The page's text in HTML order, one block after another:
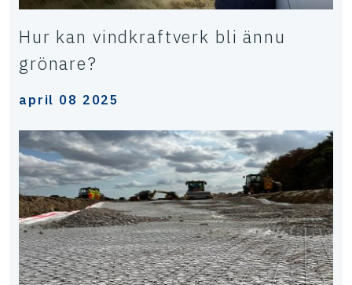
Hur kan vindkraftverk bli ännu
grönare?
april 08 2025